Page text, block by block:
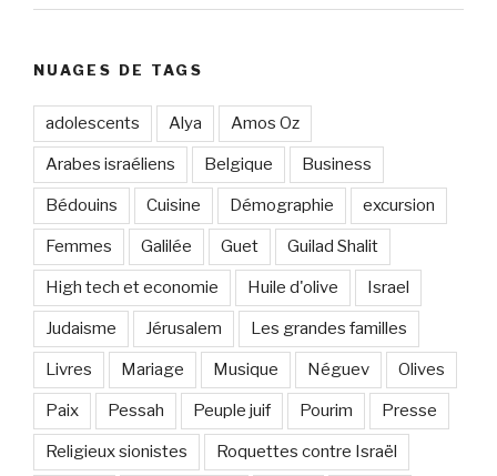
NUAGES DE TAGS
adolescents Alya Amos Oz
Arabes israéliens Belgique Business
Bédouins Cuisine Démographie excursion
Femmes Galilée Guet Guilad Shalit
High tech et economie Huile d'olive Israel
Judaisme Jérusalem Les grandes familles
Livres Mariage Musique Néguev Olives
Paix Pessah Peuple juif Pourim Presse
Religieux sionistes Roquettes contre Israël